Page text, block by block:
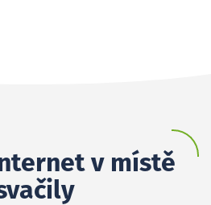
v místě